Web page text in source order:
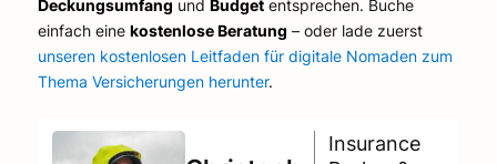
Deckungsumfang und Budgetentsprechen. Buche
einfach eine kostenlose Beratung – oder lade zuerst
unseren kostenlosen Leitfaden für digitale Nomaden zum
Thema Versicherungen herunter.
Insurance